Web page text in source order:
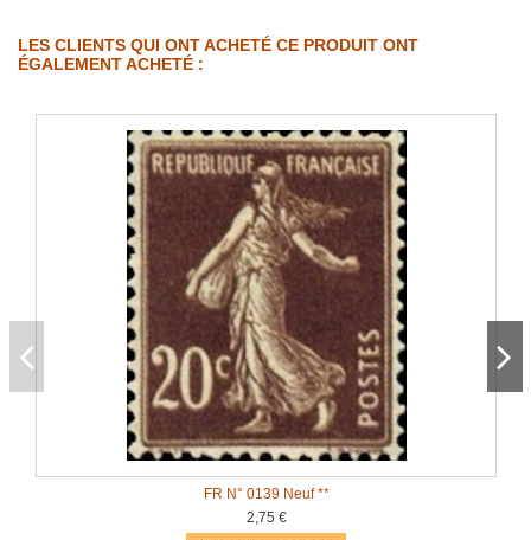
LES CLIENTS QUI ONT ACHETÉ CE PRODUIT ONT
ÉGALEMENT ACHETÉ :
FR N° 0139 Neuf **
2,75 €